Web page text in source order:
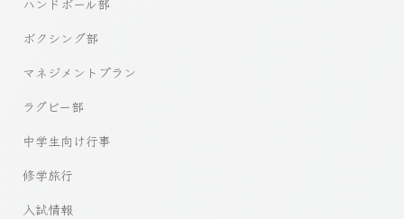
ハンドボール部
ボクシング部
マネジメントプラン
ラグビー部
中学生向け行事
修学旅行
入試情報